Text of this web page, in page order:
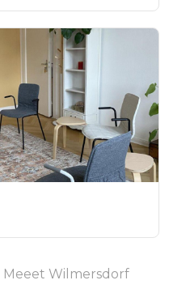
Meeet Wilmersdorf